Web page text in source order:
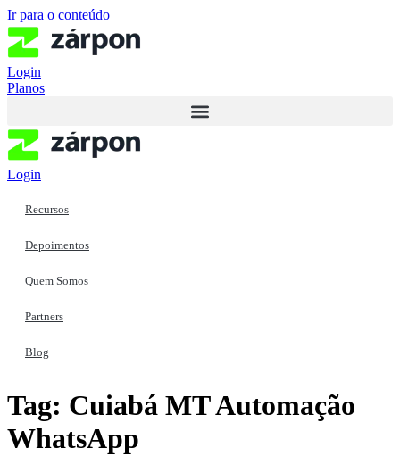
Ir para o conteúdo
Login
Planos
Login
Recursos
Depoimentos
Quem Somos
Partners
Blog
Tag: Cuiabá MT Automação
WhatsApp